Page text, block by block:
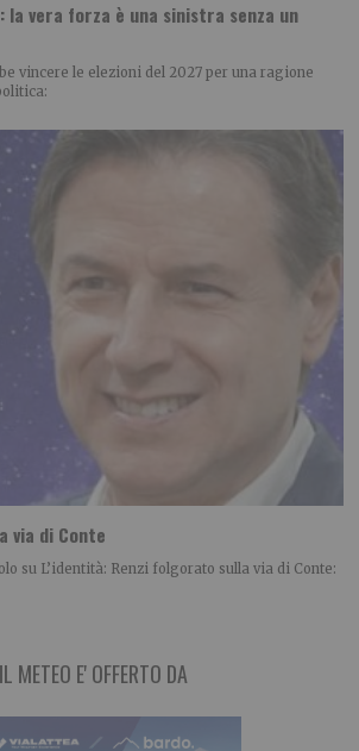
la vera forza è una sinistra senza un
vincere le elezioni del 2027 per una ragione
via di Conte
su L’identità: Renzi folgorato sulla via di Conte:
IL METEO E' OFFERTO DA